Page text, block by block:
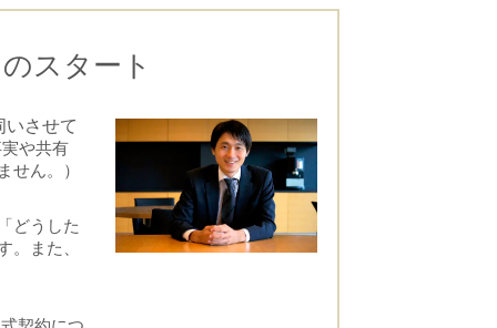
スタート
いさせて
や共有
せん。）
どうした
。また、